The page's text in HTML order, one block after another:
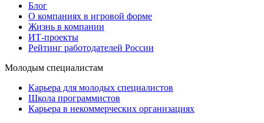
Блог
О компаниях в игровой форме
Жизнь в компании
ИТ-проекты
Рейтинг работодателей России
Молодым специалистам
Карьера для молодых специалистов
Школа программистов
Карьера в некоммерческих организациях